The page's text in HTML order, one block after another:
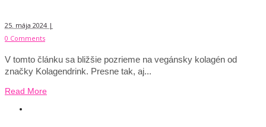
25. mája 2024 |
0 Comments
V tomto článku sa bližšie pozrieme na vegánsky kolagén od
značky Kolagendrink. Presne tak, aj...
Read More